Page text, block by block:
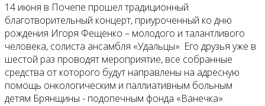
14 июня в Почепе прошел традиционный
благотворительный концерт, приуроченный ко дню
рождения Игоря Фещенко – молодого и талантливого
человека, солиста ансамбля «Удальцы». Его друзья уже в
шестой раз проводят мероприятие, все собранные
средства от которого будут направлены на адресную
помощь онкологическим и паллиативным больным
детям Брянщины - подопечным фонда «Ванечка».